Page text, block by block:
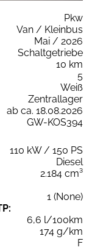
Pkw
Van / Kleinbus
Mai / 2026
Schaltgetriebe
10 km
5
Weiß
Zentrallager
ab ca. 18.08.2026
GW-KOS394
110 kW / 150 PS
Diesel
2.184 cm³
1 (None)
6,6 l/100km
174 g/km
F